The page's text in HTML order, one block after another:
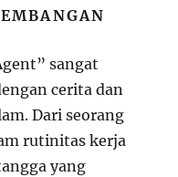
sangat
cerita dan
Dari seorang
rutinitas kerja
yang